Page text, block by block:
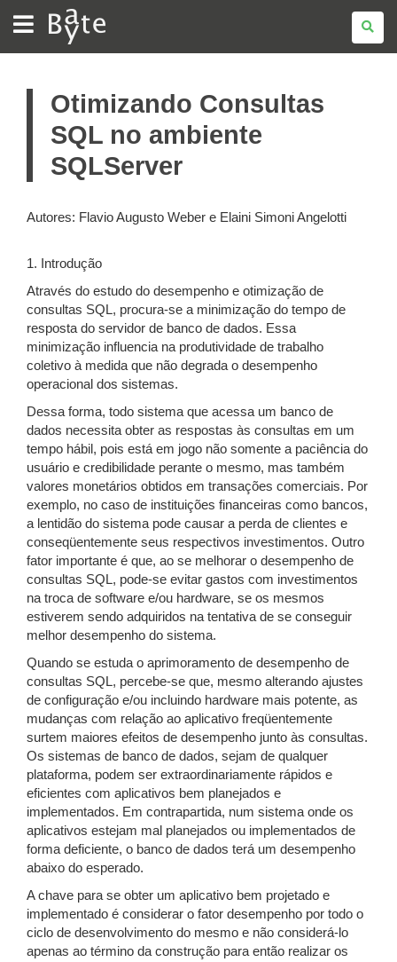
BATE
BYTE
Otimizando Consultas
SQL no ambiente
SQLServer
Autores: Flavio Augusto Weber e Elaini Simoni Angelotti
1. Introdução
Através do estudo do desempenho e otimização de
consultas SQL, procura-se a minimização do tempo de
resposta do servidor de banco de dados. Essa
minimização influencia na produtividade de trabalho
coletivo à medida que não degrada o desempenho
operacional dos sistemas.
Dessa forma, todo sistema que acessa um banco de
dados necessita obter as respostas às consultas em um
tempo hábil, pois está em jogo não somente a paciência do
usuário e credibilidade perante o mesmo, mas também
valores monetários obtidos em transações comerciais. Por
exemplo, no caso de instituições financeiras como bancos,
a lentidão do sistema pode causar a perda de clientes e
conseqüentemente seus respectivos investimentos. Outro
fator importante é que, ao se melhorar o desempenho de
consultas SQL, pode-se evitar gastos com investimentos
na troca de software e/ou hardware, se os mesmos
estiverem sendo adquiridos na tentativa de se conseguir
melhor desempenho do sistema.
Quando se estuda o aprimoramento de desempenho de
consultas SQL, percebe-se que, mesmo alterando ajustes
de configuração e/ou incluindo hardware mais potente, as
mudanças com relação ao aplicativo freqüentemente
surtem maiores efeitos de desempenho junto às consultas.
Os sistemas de banco de dados, sejam de qualquer
plataforma, podem ser extraordinariamente rápidos e
eficientes com aplicativos bem planejados e
implementados. Em contrapartida, num sistema onde os
aplicativos estejam mal planejados ou implementados de
forma deficiente, o banco de dados terá um desempenho
abaixo do esperado.
A chave para se obter um aplicativo bem projetado e
implementado é considerar o fator desempenho por todo o
ciclo de desenvolvimento do mesmo e não considerá-lo
apenas ao término da construção para então realizar os